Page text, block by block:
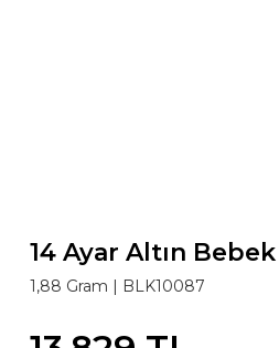
14 Ayar Altın
1,88 Gram | BLK10087